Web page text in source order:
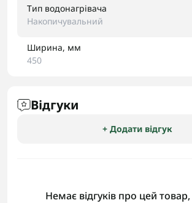
Тип водонагрівача
Накопичувальний
Ширина, мм
450
Відгуки
+ Додати відгук
Немає відгуків про цей